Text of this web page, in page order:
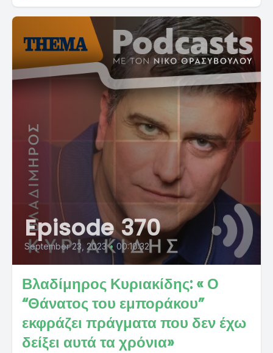
Episode 370
September 23, 2023 • 00:10:32
Βλαδίμηρος Κυριακίδης: « Ο
“Θάνατος του εμποράκου”
εκφράζει πράγματα που δεν έχω
δείξει αυτά τα χρόνια»